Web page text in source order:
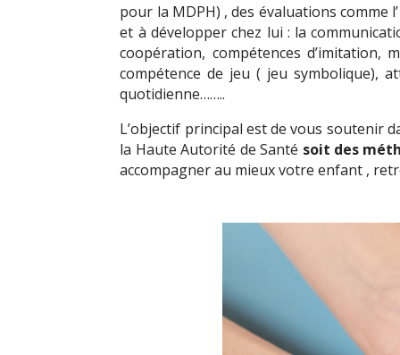
pour la MDPH) , des évaluations comme
et à développer chez lui : la
coopération, compétences
compétence de jeu ( jeu symbolique),
quotidienne……..
L’objectif principal est de vous soutenir
la Haute Autorité de Santé soit des
accompagner au mieux votre enfant ,